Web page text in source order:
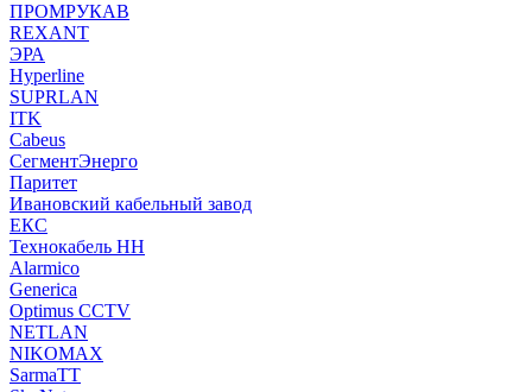
ПРОМРУКАВ
REXANT
ЭРА
Hyperline
SUPRLAN
ITK
Cabeus
СегментЭнерго
Паритет
Ивановский кабельный завод
ЕКС
Технокабель НН
Alarmico
Generica
Optimus CCTV
NETLAN
NIKOMAX
SarmaTT